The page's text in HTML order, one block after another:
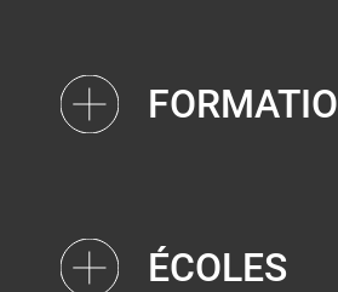
ÉCOLES